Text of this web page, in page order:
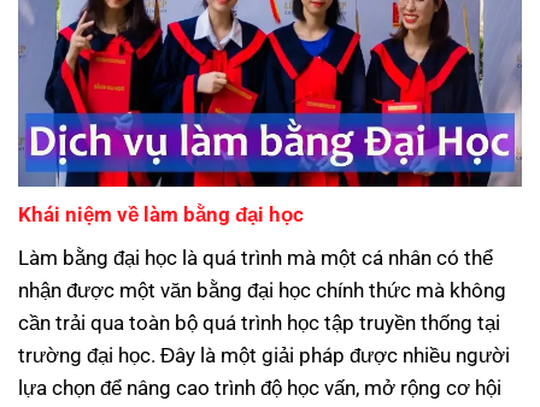
Khái niệm về làm bằng đại học
Làm bằng đại học là quá trình mà một cá nhân có thể
nhận được một văn bằng đại học chính thức mà không
cần trải qua toàn bộ quá trình học tập truyền thống tại
trường đại học. Đây là một giải pháp được nhiều người
lựa chọn để nâng cao trình độ học vấn, mở rộng cơ hội